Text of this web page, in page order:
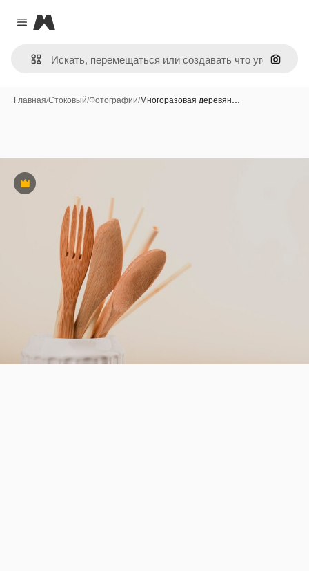
Close menu
Magnific
Поиск
Главная/Стоковый/Фотографии/Многоразовая деревян…
Премиум